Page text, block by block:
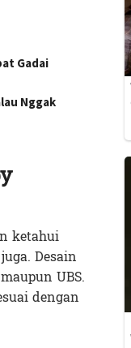
Gadai
Nggak
ketahui
Desain
UBS.
dengan